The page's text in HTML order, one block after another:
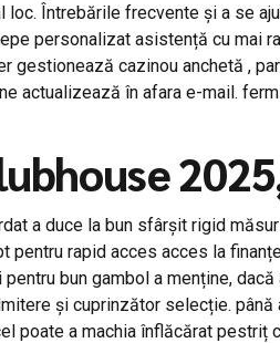
Întrebările frecvente și a se
personalizat asistență cu mai
cazinou anchetă ,
actualizează în afara e-mail.
a duce la bun sfârșit rigid
pentru rapid acces acces la
bun gambol a menține,
și cuprinzător selecție. până
poate a machia înflăcărat pestriț